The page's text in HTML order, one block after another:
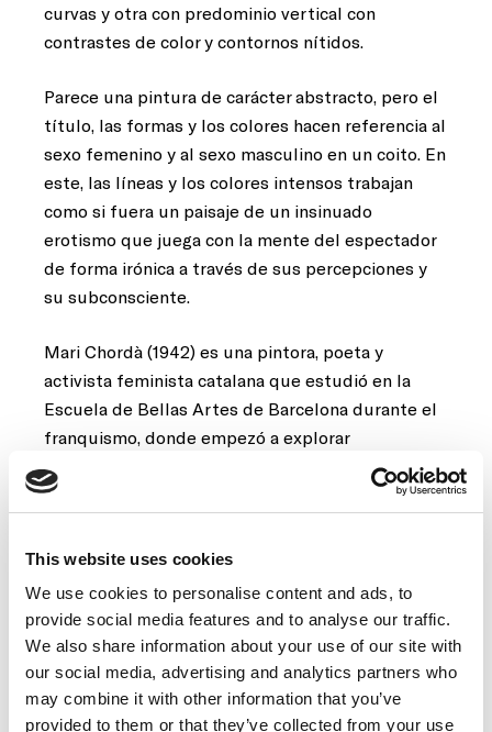
This website uses cookies
We use cookies to personalise content and ads, to
provide social media features and to analyse our traffic.
We also share information about your use of our site with
our social media, advertising and analytics partners who
may combine it with other information that you’ve
provided to them or that they’ve collected from your use
curvas y otra con predominio vertical con
contrastes de color y contornos nítidos.
Parece una pintura de carácter abstracto, pero el
título, las formas y los colores hacen referencia al
sexo femenino y al sexo masculino en un coito. En
este, las líneas y los colores intensos trabajan
como si fuera un paisaje de un insinuado
erotismo que juega con la mente del espectador
de forma irónica a través de sus percepciones y
su subconsciente.
Mari Chordà (1942) es una pintora, poeta y
activista feminista catalana que estudió en la
Escuela de Bellas Artes de Barcelona durante el
franquismo, donde empezó a explorar
representaciones pictóricas del cuerpo femenino.
A lo largo de su trayectoria artística ha explorado
feminidad, descubriendo el cuerpo femenino y
referencias para definir la feminidad.